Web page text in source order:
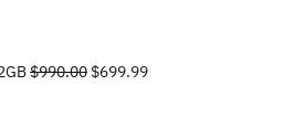
$990.00$699.99